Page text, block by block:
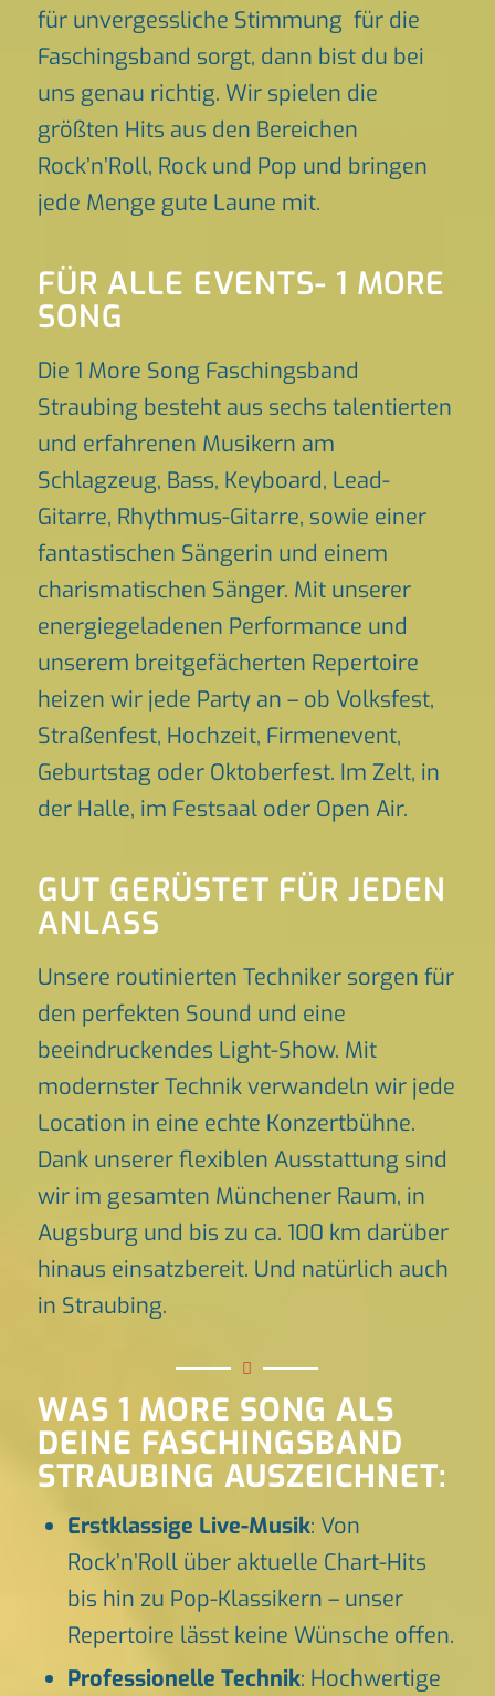
für unvergessliche Stimmung für die
Faschingsband sorgt, dann bist du bei
uns genau richtig. Wir spielen die
größten Hits aus den Bereichen
Rock’n’Roll, Rock und Pop und bringen
jede Menge gute Laune mit.
FÜR ALLE EVENTS- 1 MORE
SONG
Die 1 More Song Faschingsband
Straubing besteht aus sechs talentierten
und erfahrenen Musikern am
Schlagzeug, Bass, Keyboard, Lead-
Gitarre, Rhythmus-Gitarre, sowie einer
fantastischen Sängerin und einem
charismatischen Sänger. Mit unserer
energiegeladenen Performance und
unserem breitgefächerten Repertoire
heizen wir jede Party an – ob Volksfest,
Straßenfest, Hochzeit, Firmenevent,
Geburtstag oder Oktoberfest. Im Zelt, in
der Halle, im Festsaal oder Open Air.
GUT GERÜSTET FÜR JEDEN
ANLASS
Unsere routinierten Techniker sorgen für
den perfekten Sound und eine
beeindruckendes Light-Show. Mit
modernster Technik verwandeln wir jede
Location in eine echte Konzertbühne.
Dank unserer flexiblen Ausstattung sind
wir im gesamten Münchener Raum, in
Augsburg und bis zu ca. 100 km darüber
hinaus einsatzbereit. Und natürlich auch
in Straubing.
WAS 1 MORE SONG ALS
DEINE FASCHINGSBAND
STRAUBING AUSZEICHNET:
Erstklassige Live-Musik: Von
Rock’n’Roll über aktuelle Chart-Hits
bis hin zu Pop-Klassikern – unser
Repertoire lässt keine Wünsche offen.
Professionelle Technik: Hochwertige